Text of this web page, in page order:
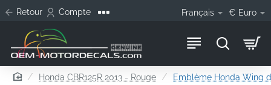
Retour Compte Français € Euro
homeHonda CBR125R 2013 - Rouge Emblème Honda Wing